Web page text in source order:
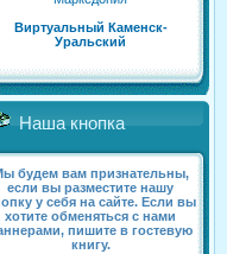
Виртуальный Каменск-
Уральский
Наша кнопка
будем вам признательны,
если вы разместите нашу
у себя на сайте. Если вы
хотите обменяться с нами
пишите в гостевую
книгу.